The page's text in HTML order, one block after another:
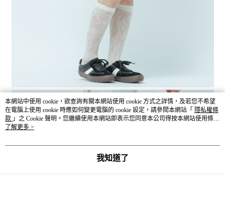
本網站中使用 cookie，欲查詢有關本網站使用 cookie 方式之詳情，及若您不希望
在電腦上使用 cookie 時應如何變更電腦的 cookie 設定，請參閱本網站「 隱私權條
款 」之 Cookie 聲明。您繼續使用本網站即表示您同意本公司得按本網站使用條款
之 Cookie 聲明使用 cookie。
了解更多 >
我知道了